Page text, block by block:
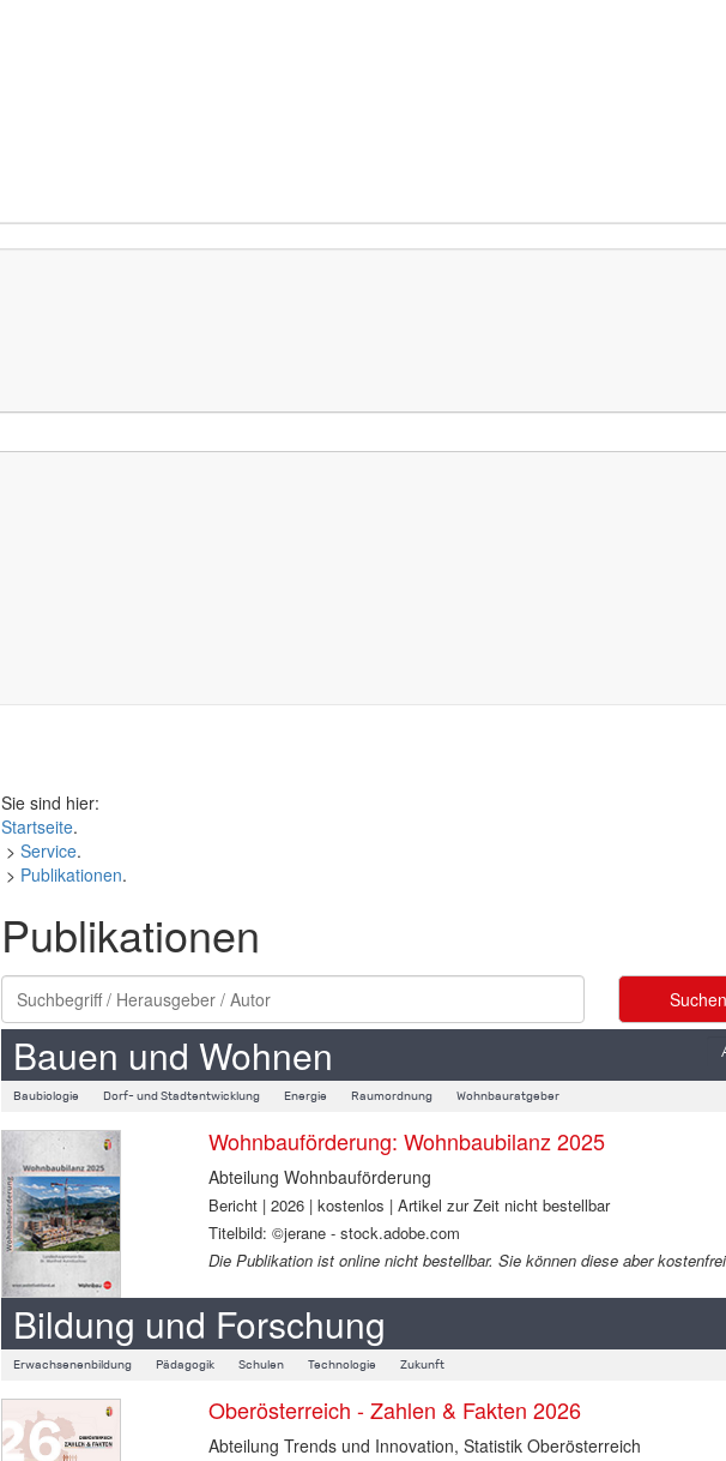
Sie sind hier:
Startseite.
> Service.
> Publikationen.
Publikationen
Bauen und Wohnen
Baubiologie Dorf- und Stadtentwicklung Energie Raumordnung Wohnbauratgeber
Wohnbauförderung: Wohnbaubilanz 2025
Abteilung Wohnbauförderung
Bericht | 2026 | kostenlos | Artikel zur Zeit nicht bestellbar
Titelbild: ©jerane - stock.adobe.com
Die Publikation ist online nicht bestellbar. Sie können diese aber
Bildung und Forschung
Erwachsenenbildung Pädagogik Schulen Technologie Zukunft
Oberösterreich - Zahlen & Fakten 2026
Abteilung Trends und Innovation, Statistik Oberösterreich